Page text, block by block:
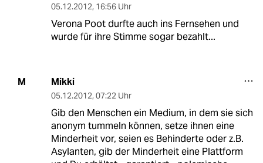
05.12.2012, 16:56 Uhr
Verona Poot durfte auch ins Fernsehen und
wurde für ihre Stimme sogar bezahlt...
M Mikki
05.12.2012, 07:22 Uhr
Gib den Menschen ein Medium, in dem sie sich
anonym tummeln können, setze ihnen eine
Minderheit vor, seien es Behinderte oder z.B.
Asylanten, gib der Minderheit eine Plattform